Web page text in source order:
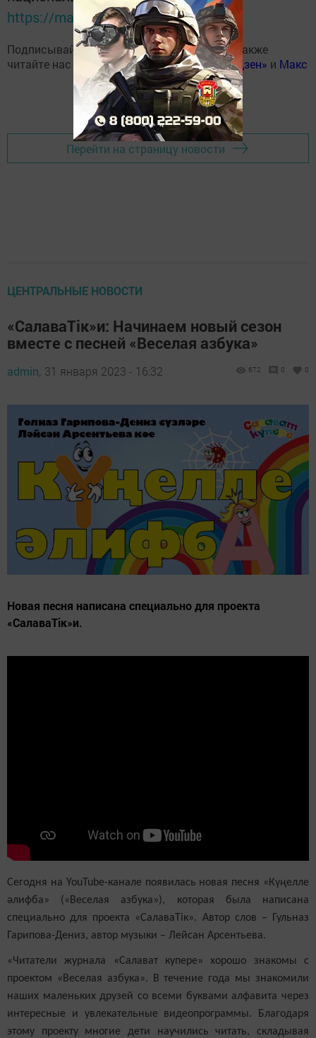
https://max.ru/tatmedia
Подписывайтесь на нашTelegram-канал, а также
читайте нас
Вконтакте,Одноклассниках,«Дзен» и Макс
Перейти на страницу новости
ЦЕНТРАЛЬНЫЕ НОВОСТИ
«СалаваТік»и: Начинаем новый сезон
вместе с песней «Веселая азбука»
admin, 31 января 2023 - 16:32 672 0 0
Новая песня написана специально для проекта
«СалаваТік»и.
Сегодня на YouTube-канале появилась новая песня «Күңелле
әлифба» («Веселая азбука»), которая была написана
специально для проекта «СалаваТік». Автор слов – Гульназ
Гарипова-Дениз, автор музыки – Лейсан Арсентьева.
«Читатели журнала «Салават купере» хорошо знакомы с
проектом «Веселая азбука». В течение года мы знакомили
наших маленьких друзей со всеми буквами алфавита через
интересные и увлекательные видеопрограммы. Благодаря
этому проекту многие дети научились читать, складывая